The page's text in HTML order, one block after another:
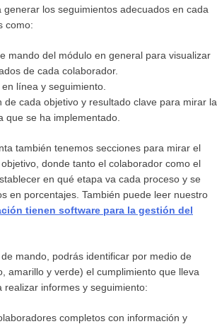
los seguimientos adecuados en cada
como:
mando del módulo en general para visualizar
de cada colaborador.
línea y seguimiento.
de cada objetivo y resultado clave para mirar la
que se ha implementado.
también tenemos secciones para mirar el
donde tanto el colaborador como el
en qué etapa va cada proceso y se
en porcentajes. También puede leer nuestro
tienen software para la gestión del
mando, podrás identificar por medio de
amarillo y verde) el cumplimiento que lleva
realizar informes y seguimiento:
completos con información y